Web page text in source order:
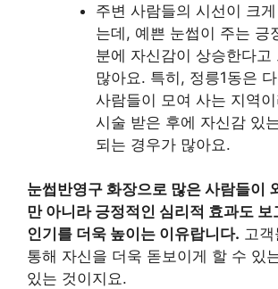
주변 사람들의 시선이 크
는데, 예쁜 눈썹이 주는 긍
분에 자신감이 상승한다고
많아요. 특히, 정릉1동은
사람들이 모여 사는 지역
시술 받은 후에 자신감 있
되는 경우가 많아요.
눈썹반영구 화장으로 많은 사람들이
만 아니라 긍정적인 심리적 효과도 보
인기를 더욱 높이는 이유랍니다. 고
통해 자신을 더욱 돋보이게 할 수 있
있는 것이지요.